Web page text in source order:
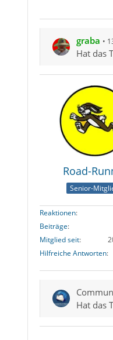
graba
Hat das
Road-
Senior-
Reaktionen
Beiträge
Mitglied seit
Hilfreiche Antworten
Hat das